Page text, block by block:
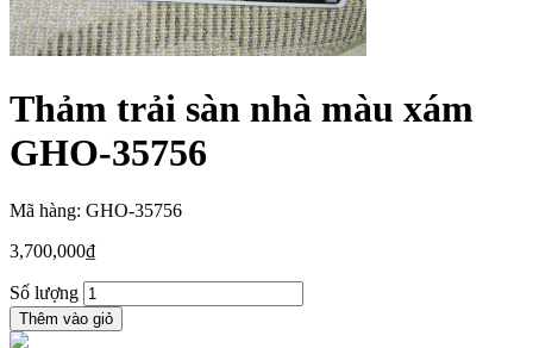
Thảm trải sàn nhà màu xám
GHO-35756
Mã hàng: GHO-35756
3,700,000₫
Số lượng
Thêm vào giỏ